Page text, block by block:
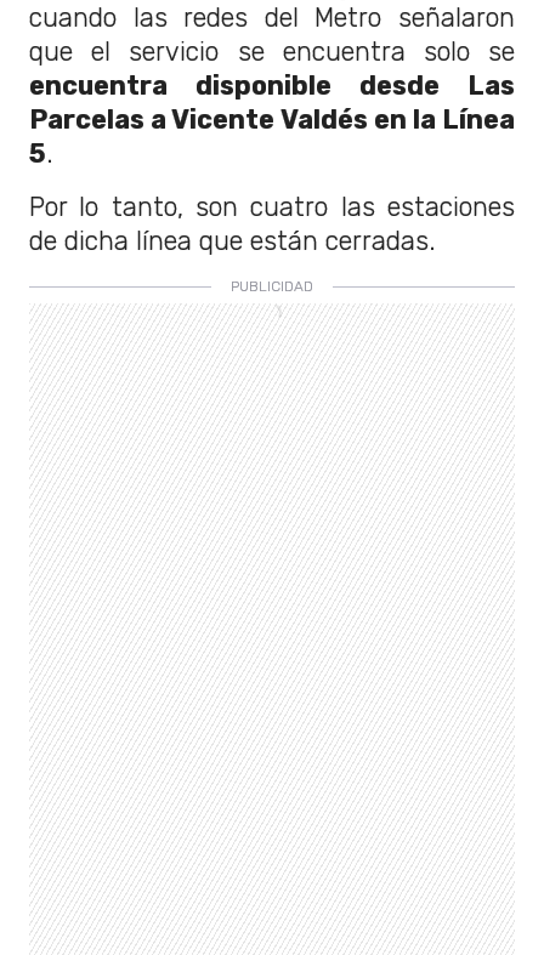
cuando las redes del Metro señalaron
que el servicio se encuentra solo se
encuentra disponible desde Las
Parcelas a Vicente Valdés en la Línea
5.
Por lo tanto, son cuatro las estaciones
de dicha línea que están cerradas.